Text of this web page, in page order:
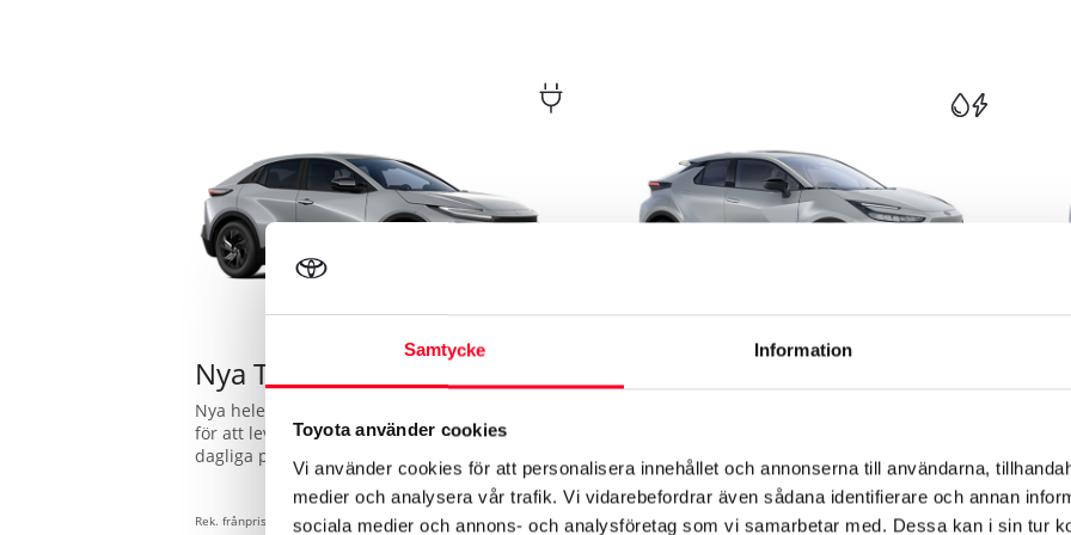
Samtycke Information
Toyota använder cookies
Vi använder cookies för att personalisera innehållet och annonserna till användarna,
medier och analysera vår trafik. Vi vidarebefordrar även sådana identifierare och annan
sociala medier och annons- och analysföretag som vi samarbetar med. Dessa kan i sin tur
Nya Toyota C-HR+
Nya helelektriska Toyota C-HR+ är skapad
för att leverera på alla punkter. Från den
dagliga pendlingen till långresan med
familjen – det här är elbilen som sätter en
ny standard med räckvidd och prestanda
som imponerar. Glöm räckviddsångest, med
Rek. frånpris:
responsiv drivlina med låga utsläpp.
Modellen har en unik och innovativ design,
med skarpa linjer och en strömlinjeformad
profil. Finns även med Toyotas intelligenta
Rek. frånpris: